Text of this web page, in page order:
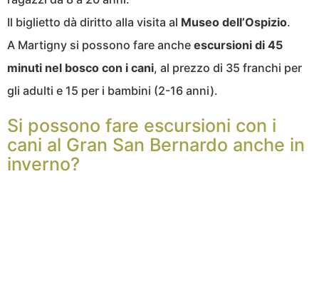
Il biglietto dà diritto alla visita al Museo dell’Ospizio.
A Martigny si possono fare anche escursioni di 45
minuti nel bosco con i cani, al prezzo di 35 franchi per
gli adulti e 15 per i bambini (2-16 anni).
Si possono fare escursioni con i
cani al Gran San Bernardo anche in
inverno?